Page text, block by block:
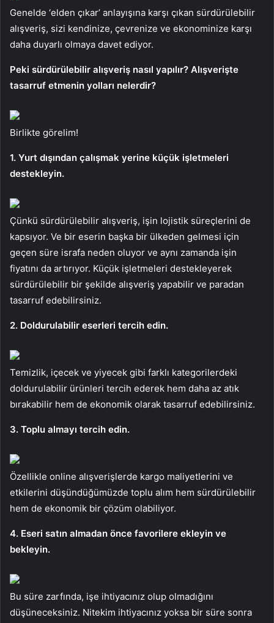
Genelde ‘elden çıkar’ anlayışına karşı çıkan sürdürülebilir
alışveriş, sizi kendinize, çevrenize ve ekonominize karşı
daha duyarlı olmaya davet ediyor.
Peki sürdürülebilir alışveriş nasıl yapılır? Alışverişte
tasarruf etmenin yolları nelerdir?
Birlikte görelim!
1. Yurt dışından çalışmak yerine küçük işletmeleri
destekleyin.
Çünkü sürdürülebilir alışveriş, işin lojistik süreçlerini de
kapsıyor. Ve bir eserin başka bir ülkeden gelmesi için
geçen süre israfa neden oluyor ve aynı zamanda işin
fiyatını da artırıyor. Küçük işletmeleri destekleyerek
sürdürülebilir bir şekilde alışveriş yapabilir ve paradan
tasarruf edebilirsiniz.
2. Doldurulabilir eserleri tercih edin.
Temizlik, içecek ve yiyecek gibi farklı kategorilerdeki
doldurulabilir ürünleri tercih ederek hem daha az atık
bırakabilir hem de ekonomik olarak tasarruf edebilirsiniz.
3. Toplu almayı tercih edin.
Özellikle online alışverişlerde kargo maliyetlerini ve
etkilerini düşündüğümüzde toplu alım hem sürdürülebilir
hem de ekonomik bir çözüm olabiliyor.
4. Eseri satın almadan önce favorilere ekleyin ve
bekleyin.
Bu süre zarfında, işe ihtiyacınız olup olmadığını
düşüneceksiniz. Nitekim ihtiyacınız yoksa bir süre sonra